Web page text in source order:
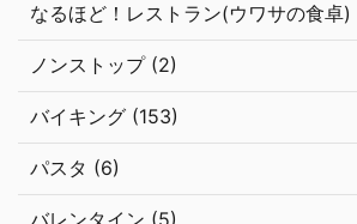
なるほど！レストラン(ウワサの食卓)
ノンストップ (2)
バイキング (153)
パスタ (6)
バレンタイン (5)